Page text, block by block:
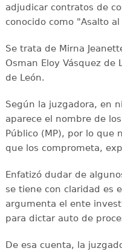
adjudicar contratos de
conocido como "Asalto
Se trata de Mirna
Osman Eloy Vásquez de
de León.
Según la juzgadora, en
aparece el nombre de
Público (MP), por lo que
que los comprometa,
Enfatizó dudar de
se tiene con claridad es
argumenta el ente
para dictar auto de
De esa cuenta, la